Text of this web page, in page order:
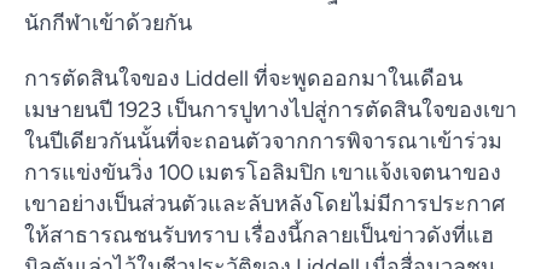
นักกีฬาเข้าด้วยกัน
การตัดสินใจของ Liddell ที่จะพูดออกมาในเดือน
เมษายนปี 1923 เป็นการปูทางไปสู่การตัดสินใจของเขา
ในปีเดียวกันนั้นที่จะถอนตัวจากการพิจารณาเข้าร่วม
การแข่งขันวิ่ง 100 เมตรโอลิมปิก เขาแจ้งเจตนาของ
เขาอย่างเป็นส่วนตัวและลับหลังโดยไม่มีการประกาศ
ให้สาธารณชนรับทราบ เรื่องนี้กลายเป็นข่าวดังที่แฮ